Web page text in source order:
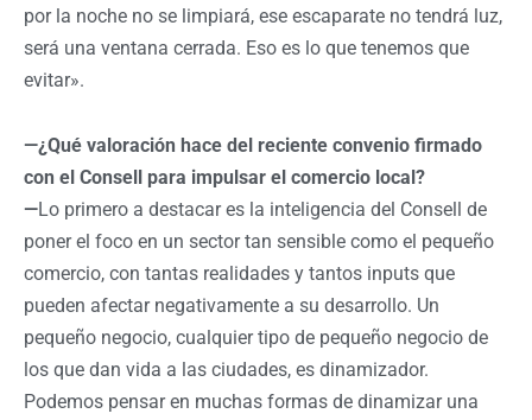
por la noche no se limpiará, ese escaparate no tendrá luz,
será una ventana cerrada. Eso es lo que tenemos que
evitar».
—¿Qué valoración hace del reciente convenio firmado
con el Consell para impulsar el comercio local?
—Lo primero a destacar es la inteligencia del Consell de
poner el foco en un sector tan sensible como el pequeño
comercio, con tantas realidades y tantos inputs que
pueden afectar negativamente a su desarrollo. Un
pequeño negocio, cualquier tipo de pequeño negocio de
los que dan vida a las ciudades, es dinamizador.
Podemos pensar en muchas formas de dinamizar una